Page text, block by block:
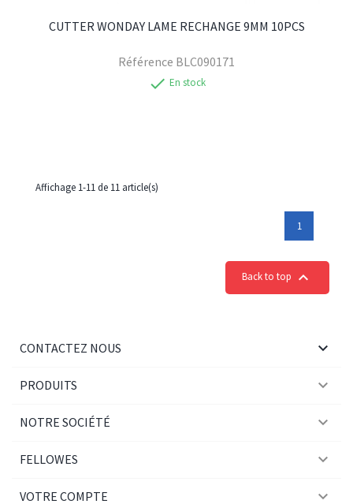
CUTTER WONDAY LAME RECHANGE 9MM 10PCS
Référence BLC090171
check En stock
Affichage 1-11 de 11 article(s)
1
Back to top 
CONTACTEZ NOUS 
PRODUITS 
NOTRE SOCIÉTÉ 
FELLOWES 
VOTRE COMPTE 